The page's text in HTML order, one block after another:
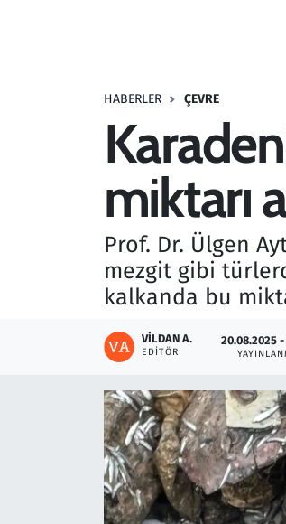
HABERLER ÇEVRE
miktarı
Prof. Dr. Ülgen
mezgit gibi
kalkanda bu
VILDAN A.
EDITÖR
20.08.2025
Savunma Sanayi
Televizyon